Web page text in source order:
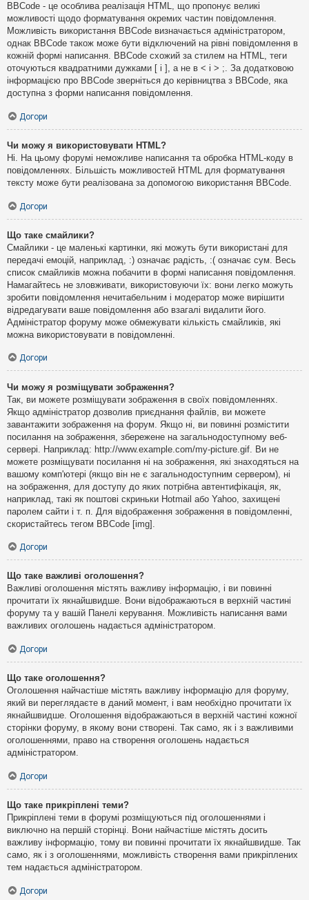
BBCode - це особлива реалізація HTML, що пропонує великі
можливості щодо форматування окремих частин повідомлення.
Можливість використання BBCode визначається адміністратором,
однак BBCode також може бути відключений на рівні повідомлення в
кожній формі написання. BBCode схожий за стилем на HTML, теги
оточуються квадратними дужками [ і ], а не в < і > ;. За додатковою
інформацією про BBCode зверніться до керівництва з BBCode, яка
доступна з форми написання повідомлення.
Догори
Чи можу я використовувати HTML?
Ні. На цьому форумі неможливе написання та обробка HTML-коду в
повідомленнях. Більшість можливостей HTML для форматування
тексту може бути реалізована за допомогою використання BBCode.
Догори
Що таке смайлики?
Смайлики - це маленькі картинки, які можуть бути використані для
передачі емоцій, наприклад, :) означає радість, :( означає сум. Весь
список смайликів можна побачити в формі написання повідомлення.
Намагайтесь не зловживати, використовуючи їх: вони легко можуть
зробити повідомлення нечитабельним і модератор може вирішити
відредагувати ваше повідомлення або взагалі видалити його.
Адміністратор форуму може обмежувати кількість смайликів, які
можна використовувати в повідомленні.
Догори
Чи можу я розміщувати зображення?
Так, ви можете розміщувати зображення в своїх повідомленнях.
Якщо адміністратор дозволив приєднання файлів, ви можете
завантажити зображення на форум. Якщо ні, ви повинні розмістити
посилання на зображення, збережене на загальнодоступному веб-
сервері. Наприклад: http://www.example.com/my-picture.gif. Ви не
можете розміщувати посилання ні на зображення, які знаходяться на
вашому комп'ютері (якщо він не є загальнодоступним сервером), ні
на зображення, для доступу до яких потрібна автентифікація, як,
наприклад, такі як поштові скриньки Hotmail або Yahoo, захищені
паролем сайти і т. п. Для відображення зображення в повідомленні,
скористайтесь тегом BBCode [img].
Догори
Що таке важливі оголошення?
Важливі оголошення містять важливу інформацію, і ви повинні
прочитати їх якнайшвидше. Вони відображаються в верхній частині
форуму та у вашій Панелі керування. Можливість написання вами
важливих оголошень надається адміністратором.
Догори
Що таке оголошення?
Оголошення найчастіше містять важливу інформацію для форуму,
який ви переглядаєте в даний момент, і вам необхідно прочитати їх
якнайшвидше. Оголошення відображаються в верхній частині кожної
сторінки форуму, в якому вони створені. Так само, як і з важливими
оголошеннями, право на створення оголошень надається
адміністратором.
Догори
Що таке прикріплені теми?
Прикріплені теми в форумі розміщуються під оголошеннями і
виключно на першій сторінці. Вони найчастіше містять досить
важливу інформацію, тому ви повинні прочитати їх якнайшвидше. Так
само, як і з оголошеннями, можливість створення вами прикріплених
тем надається адміністратором.
Догори